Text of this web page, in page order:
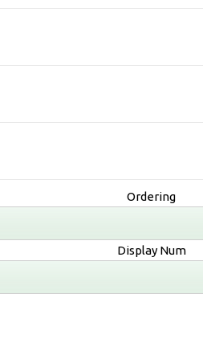
Ordering
Display Num